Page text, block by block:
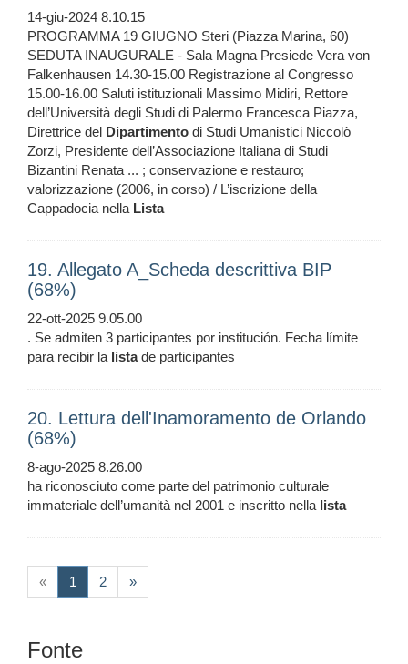
14-giu-2024 8.10.15
PROGRAMMA 19 GIUGNO Steri (Piazza Marina, 60)
SEDUTA INAUGURALE - Sala Magna Presiede Vera von
Falkenhausen 14.30-15.00 Registrazione al Congresso
15.00-16.00 Saluti istituzionali Massimo Midiri, Rettore
dell’Università degli Studi di Palermo Francesca Piazza,
Direttrice del Dipartimento di Studi Umanistici Niccolò
Zorzi, Presidente dell’Associazione Italiana di Studi
Bizantini Renata ... ; conservazione e restauro;
valorizzazione (2006, in corso) / L’iscrizione della
Cappadocia nella Lista
19. Allegato A_Scheda descrittiva BIP
(68%)
22-ott-2025 9.05.00
. Se admiten 3 participantes por institución. Fecha límite
para recibir la listade participantes
20. Lettura dell'Inamoramento de Orlando
(68%)
8-ago-2025 8.26.00
ha riconosciuto come parte del patrimonio culturale
immateriale dell’umanità nel 2001 e inscritto nella lista
« 1 (current)
2 »
Fonte